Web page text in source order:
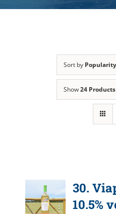
Sort by Popularity
Show24 Products
30.
10.5%